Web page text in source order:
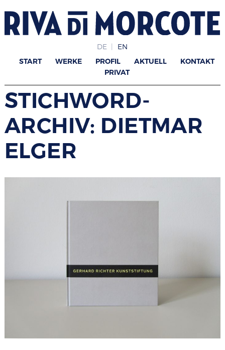
DE EN
START WERKE PROFIL AKTUELL
KONTAKT
PRIVAT
STICHWORD-
ARCHIV: DIETMAR
ELGER